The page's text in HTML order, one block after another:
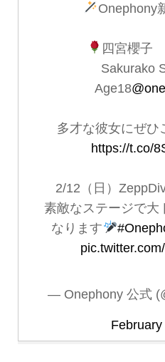
Onephony
四宮櫻子
Sakurako
Age18
多才な彼女にぜひ
https://t.co/
2/12（日）
素敵なステージで大
なります
— Onephony 公式